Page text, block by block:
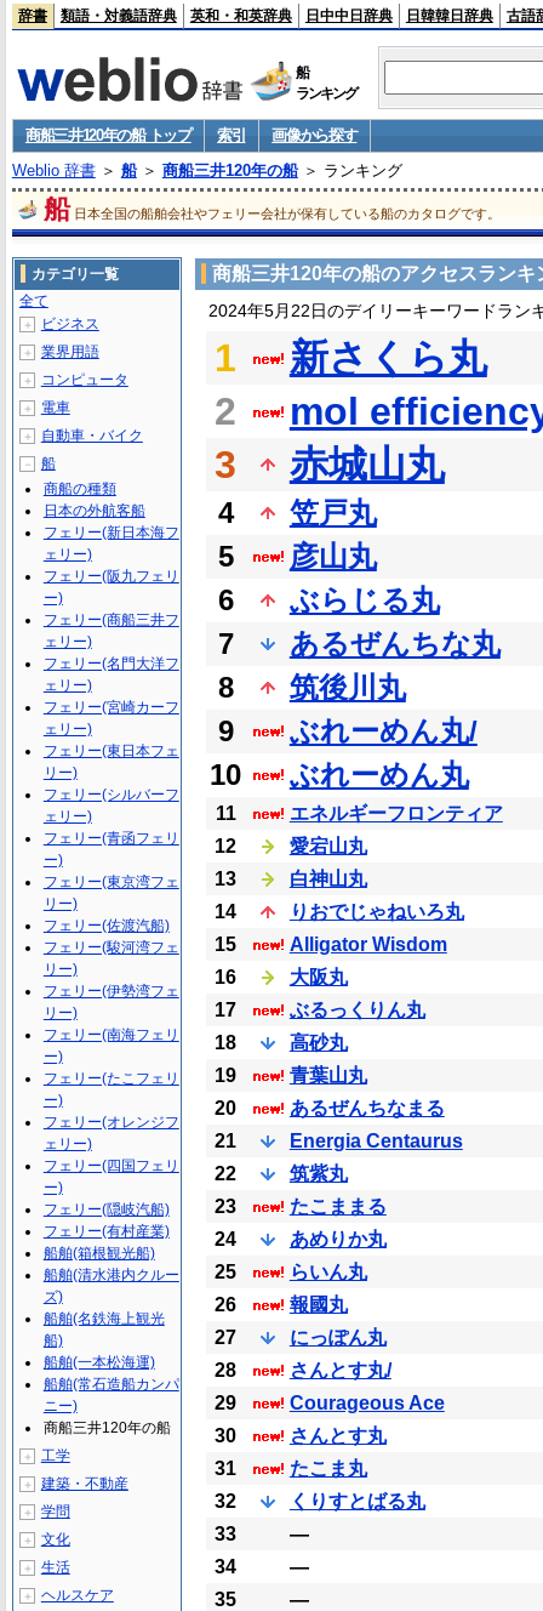
辞書 類語・対義語辞典 英和・和英辞典 日中中日辞典 日韓韓日辞典 古語
船
ランキング
商船三井120年の船 トップ 索引
画像から探す
Weblio 辞書＞ 船＞ 商船三井120年の船＞ ランキング
船 日本全国の船舶会社やフェリー会社が保有している船のカタログです。
商船三井120年の船のアクセスランキ
2024年5月22日のデイリーキーワードラン
1
新さくら丸
2
mol
3
赤城山丸
4
笠戸丸
5
彦山丸
6
ぶらじる丸
7
あるぜんちな丸
8
筑後川丸
9
ぶれーめん丸/
10
ぶれーめん丸
11
エネルギーフロンティア
12
愛宕山丸
13
白神山丸
14
りおでじゃねいろ丸
15
Alligator Wisdom
16
大阪丸
17
ぶるっくりん丸
18
高砂丸
19
青葉山丸
20
あるぜんちなまる
21
Energia Centaurus
22
筑紫丸
23
たこままる
24
あめりか丸
25
らいん丸
26
報國丸
27
にっぽん丸
28
さんとす丸/
29
Courageous Ace
30
さんとす丸
31
たこま丸
32
くりすとばる丸
33
―
34
―
35
―
カテゴリ一覧
全て
＋ ビジネス
＋ 業界用語
＋ コンピュータ
＋ 電車
＋ 自動車・バイク
－
船
商船の種類
日本の外航客船
フェリー(新日本海フ
ェリー)
フェリー(阪九フェリ
ー)
フェリー(商船三井フ
ェリー)
フェリー(名門大洋フ
ェリー)
フェリー(宮崎カーフ
ェリー)
フェリー(東日本フェ
リー)
フェリー(シルバーフ
ェリー)
フェリー(青函フェリ
ー)
フェリー(東京湾フェ
リー)
フェリー(佐渡汽船)
フェリー(駿河湾フェ
リー)
フェリー(伊勢湾フェ
リー)
フェリー(南海フェリ
ー)
フェリー(たこフェリ
ー)
フェリー(オレンジフ
ェリー)
フェリー(四国フェリ
ー)
フェリー(隠岐汽船)
フェリー(有村産業)
船舶(箱根観光船)
船舶(清水港内クルー
ズ)
船舶(名鉄海上観光
船)
船舶(一本松海運)
船舶(常石造船カンパ
ニー)
商船三井120年の船
＋ 工学
＋ 建築・不動産
＋ 学問
＋ 文化
＋ 生活
＋ ヘルスケア